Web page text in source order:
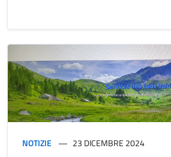
NOTIZIE 23 DICEMBRE 2024